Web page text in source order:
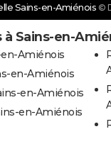
Sains-en-Amiénois ©
Sains-en-
en-Amiénois
en-Amiénois
en-Amiénois
en-Amiénois